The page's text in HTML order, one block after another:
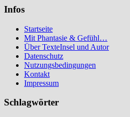
Infos
Startseite
Mit Phantasie & Gefühl…
Über TexteInsel und Autor
Datenschutz
Nutzungsbedingungen
Kontakt
Impressum
Schlagwörter